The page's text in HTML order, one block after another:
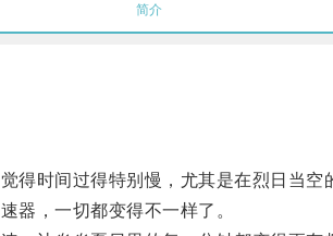
简介
时间过得特别慢，尤其是在烈日当空
，一切都变得不一样了。